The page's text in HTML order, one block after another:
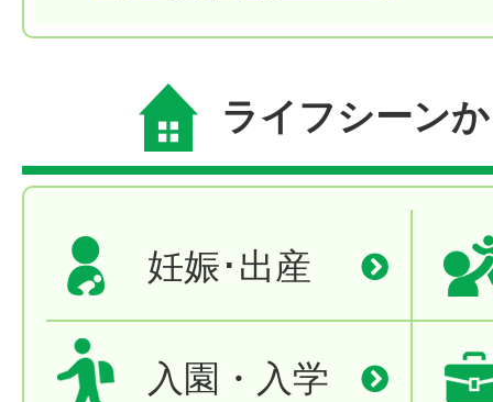
ライフシーン
妊娠･出産
入園・入学